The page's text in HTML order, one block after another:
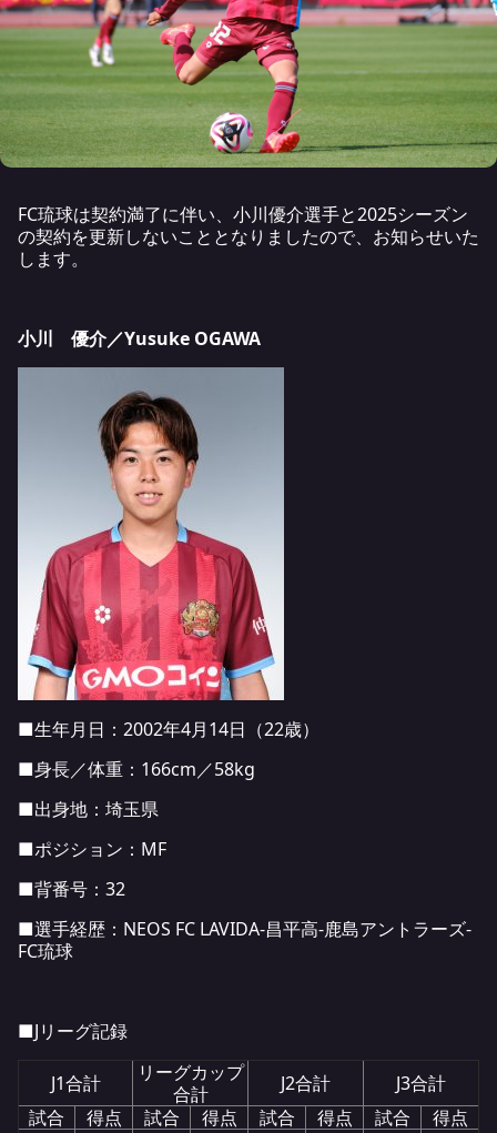
FC琉球は契約満了に伴い、小川優介選手と2025シーズン
の契約を更新しないこととなりましたので、お知らせいた
します。
小川 優介／Yusuke OGAWA
■生年月日：2002年4月14日（22歳）
■身長／体重：166cm／58kg
■出身地：埼玉県
■ポジション：MF
■背番号：32
■選手経歴：NEOS FC LAVIDA-昌平高-鹿島アントラーズ-
FC琉球
■Jリーグ記録
J1合計
リーグカップ
合計
J2合計
J3合計
試合
得点 試合 得点 試合 得点 試合
得点